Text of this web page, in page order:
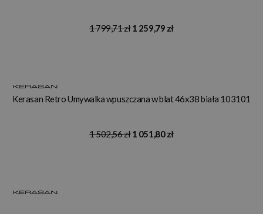
1 799,71 zł 1 259,79 zł
Kerasan Retro Umywalka wpuszczana w blat 46x38 biała 103101
1 502,56 zł 1 051,80 zł